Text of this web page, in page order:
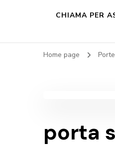
CHIAMA PER
Home page
porta